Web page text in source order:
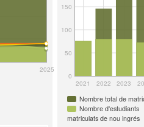
2021 2022 2023
0
50
100
150
Nombre total de
Nombre d'estudiants
matriculats de nou ingrés
2025